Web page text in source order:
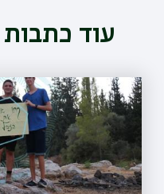
עוד כתבות